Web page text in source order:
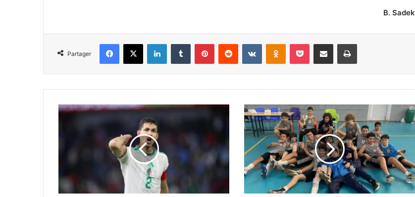
B. Sadek
Partager
Facebook
X LinkedinTumblr PinterestReddit VKontakteOdnoklassniki
Pocket Partager par email Imprimer
Mandi
d’erreurs
»
Finales
de
la
Coupe
de
l’Oranie
des
jeunes
catégories